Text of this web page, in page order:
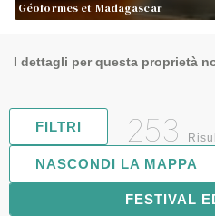
Géoformes et Madagascar
I dettagli per questa proprietà
FILTRI 253
FESTIVAL
NASCONDI LA MAPPA